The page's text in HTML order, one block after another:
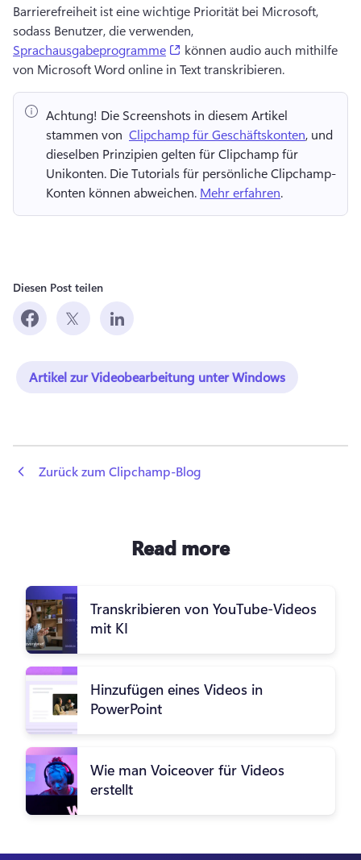
Barrierefreiheit ist eine wichtige Priorität bei Microsoft,
sodass Benutzer, die verwenden,
Sprachausgabeprogramme
(opens in a new tab)
können audio auch mithilfe
von Microsoft Word online in Text transkribieren.
Achtung! Die Screenshots in diesem Artikel
stammen von ⁠ Clipchamp für Geschäftskonten, und
dieselben Prinzipien gelten für Clipchamp für
Unikonten. Die Tutorials für persönliche Clipchamp-
Konten können abweichen. Mehr erfahren.
Diesen Post teilen
Artikel zur Videobearbeitung unter Windows
Zurück zum Clipchamp-Blog
Read more
Transkribieren von YouTube-Videos
mit KI
Hinzufügen eines Videos in
PowerPoint
Wie man Voiceover für Videos
erstellt